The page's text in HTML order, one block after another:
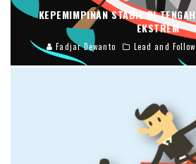
KEPEMIMPINAN STABIL DI
EKSTREM
Fadjar Dewanto Lead and Follow